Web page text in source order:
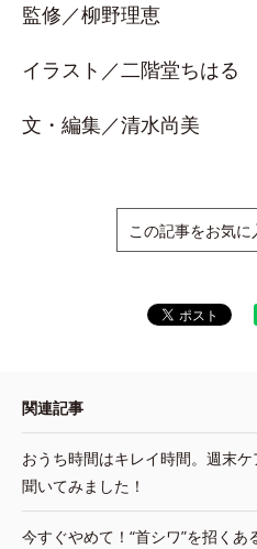
監修／柳野理恵
イラスト／二階堂ちはる
文・編集／清水尚美
この記事をお気に
関連記事
おうち時間はキレイ時間。週末
聞いてみました！
今すぐやめて！“首シワ”を招く